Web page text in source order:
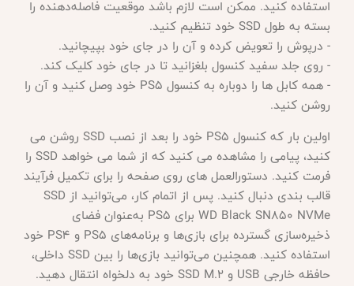
استفاده کنید. ممکن است لازم باشد موقعیت فاصله‌دهنده را
بسته به طول SSD خود تنظیم کنید.
- درپوش را تعویض کرده و آن را در جای خود بپیچانید.
- روی جلد سفید کنسول بلغزانید تا در جای خود کلیک کند.
- همه کابل ها را دوباره به کنسول PS5 خود وصل کنید و آن را
روشن کنید.
اولین بار که کنسول
PS5 خود را بعد از نصب SSD روشن می
کنید، پیامی را مشاهده می کنید که از شما می خواهد SSD را
فرمت کنید. دستورالعمل های روی صفحه را برای تکمیل فرآیند
قالب بندی دنبال کنید. پس از اتمام کار، می‌توانید از SSD
WD Black SN850 NVMe برای PS5 به‌عنوان فضای
ذخیره‌سازی گسترده برای بازی‌ها و برنامه‌های PS5 و PS4 خود
استفاده کنید. همچنین می‌توانید بازی‌ها را بین SSD داخلی،
حافظه خارجی USB و SSD M.2 خود به دلخواه انتقال دهید.